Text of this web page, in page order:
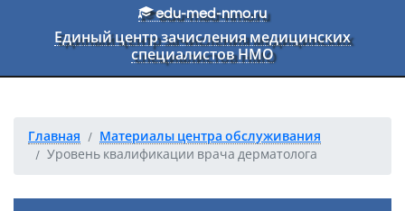
Перейти к основному текстуedu-med-nmo.ru
Единый центр зачисления медицинских
специалистов НМО
Главная
Материалы центра обслуживания
Уровень квалификации врача дерматолога